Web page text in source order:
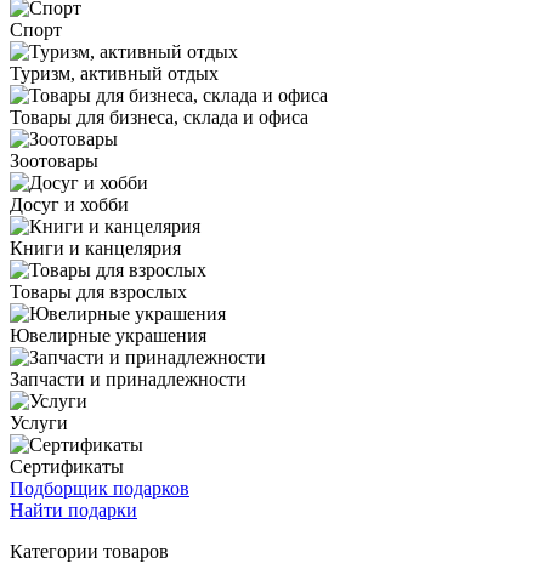
Спорт
Туризм, активный отдых
Товары для бизнеса, склада и офиса
Зоотовары
Досуг и хобби
Книги и канцелярия
Товары для взрослых
Ювелирные украшения
Запчасти и принадлежности
Услуги
Сертификаты
Подборщик подарков
Найти подарки
Категории товаров